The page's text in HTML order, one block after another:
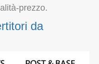
prezzo.
da